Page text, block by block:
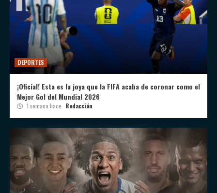
DEPORTES
¡Oficial! Esta es la joya que la FIFA acaba de coronar como el
Mejor Gol del Mundial 2026
1 semana hace Redacción